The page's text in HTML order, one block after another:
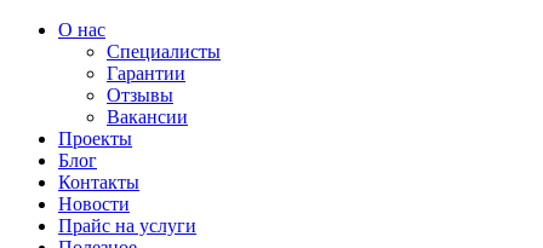
О нас
Специалисты
Гарантии
Отзывы
Вакансии
Проекты
Блог
Контакты
Новости
Прайс на услуги